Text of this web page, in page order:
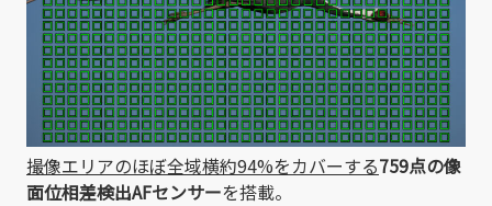
撮像エリアのほぼ全域横約94%をカバーする759点の像
面位相差検出AFセンサーを搭載。